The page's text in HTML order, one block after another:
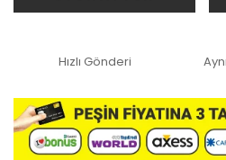
Hızlı Gönderi